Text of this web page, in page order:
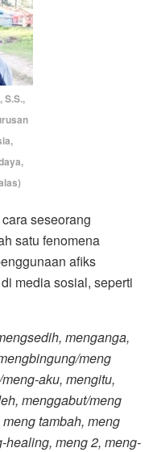
S.S.,
seseorang
satu fenomena
afiks
media sosial, seperti
menganga,
meng
aku, mengitu,
menggabut/meng
tambah, meng
healing, meng 2, meng-